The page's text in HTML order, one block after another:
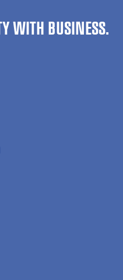
WITH BUSINESS.